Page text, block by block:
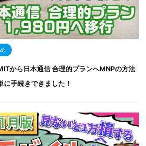
から日本通信 合理的プランへMNPの方法
に手続きできました！